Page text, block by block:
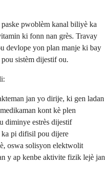
pwoblèm kanal biliyè ka
ki fonn nan grès. Travay
devlope yon plan manje ki bay
sistèm dijestif ou.
jan yo dirije, ki gen ladan
kont kè plen
diminye estrès dijestif
ka pi difisil pou dijere
oswa solisyon elektwolit
y ap kenbe aktivite fizik lejè jan